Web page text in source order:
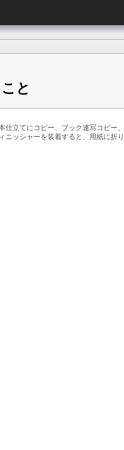
と
仕立てにコピー、ブック連写コピ
ニッシャーを装着すると、用紙に